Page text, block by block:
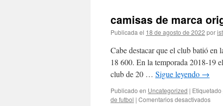
camisas de marca
Publicada el 18 de agosto de 2022 por
Cabe destacar que el club batió en
18 600. En la temporada 2018-19
club de 20 … Sigue leyendo →
Publicado en Uncategorized | Etiquetado
de futbol | Comentarios desactivadosen